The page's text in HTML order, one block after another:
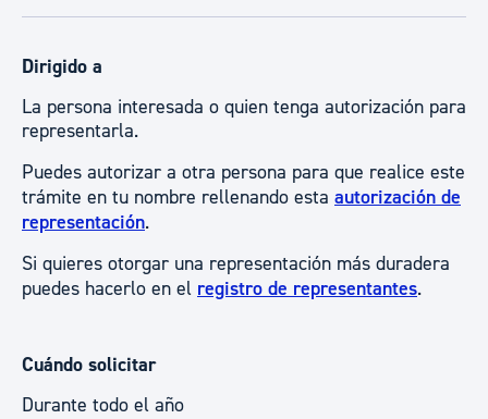
Dirigido a
La persona interesada o quien tenga autorización para
representarla.
Puedes autorizar a otra persona para que realice este
trámite en tu nombre rellenando esta autorización de
representación.
Si quieres otorgar una representación más duradera
puedes hacerlo en el registro de representantes.
Cuándo solicitar
Durante todo el año